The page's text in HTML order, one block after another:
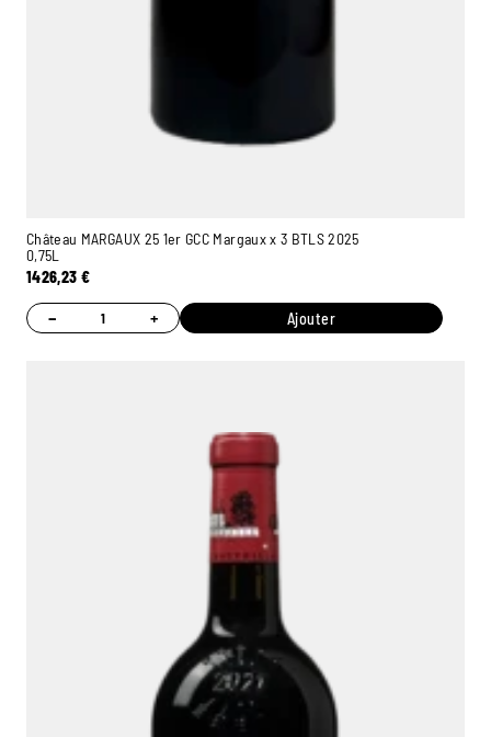
Château MARGAUX 25 1er GCC Margaux x 3 BTLS 2025
0,75L
1426,23 €
− + Ajouter